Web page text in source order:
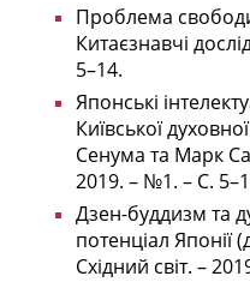
Проблема
Китаєзнавчі
5–14.
Японські
Київської
Сенума та Марк
2019. – №1. – С.
Дзен-буддизм та
потенціал Японії
Східний світ. –